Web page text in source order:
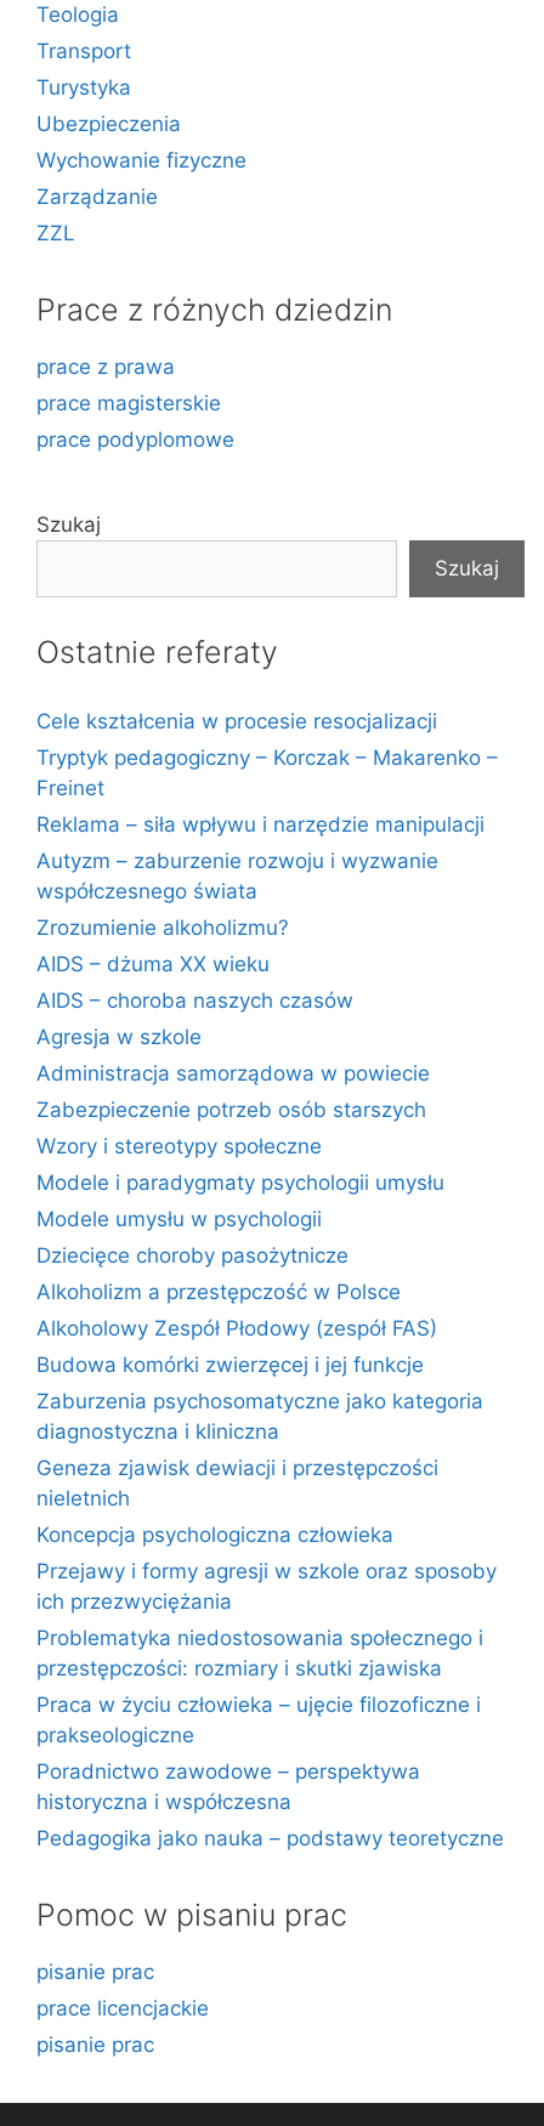
Teologia
Transport
Turystyka
Ubezpieczenia
Wychowanie fizyczne
Zarządzanie
ZZL
Prace z różnych dziedzin
prace z prawa
prace magisterskie
prace podyplomowe
Szukaj
Szukaj
Ostatnie referaty
Cele kształcenia w procesie resocjalizacji
Tryptyk pedagogiczny – Korczak – Makarenko –
Freinet
Reklama – siła wpływu i narzędzie manipulacji
Autyzm – zaburzenie rozwoju i wyzwanie
współczesnego świata
Zrozumienie alkoholizmu?
AIDS – dżuma XX wieku
AIDS – choroba naszych czasów
Agresja w szkole
Administracja samorządowa w powiecie
Zabezpieczenie potrzeb osób starszych
Wzory i stereotypy społeczne
Modele i paradygmaty psychologii umysłu
Modele umysłu w psychologii
Dziecięce choroby pasożytnicze
Alkoholizm a przestępczość w Polsce
Alkoholowy Zespół Płodowy (zespół FAS)
Budowa komórki zwierzęcej i jej funkcje
Zaburzenia psychosomatyczne jako kategoria
diagnostyczna i kliniczna
Geneza zjawisk dewiacji i przestępczości
nieletnich
Koncepcja psychologiczna człowieka
Przejawy i formy agresji w szkole oraz sposoby
ich przezwyciężania
Problematyka niedostosowania społecznego i
przestępczości: rozmiary i skutki zjawiska
Praca w życiu człowieka – ujęcie filozoficzne i
prakseologiczne
Poradnictwo zawodowe – perspektywa
historyczna i współczesna
Pedagogika jako nauka – podstawy teoretyczne
Pomoc w pisaniu prac
pisanie prac
prace licencjackie
pisanie prac